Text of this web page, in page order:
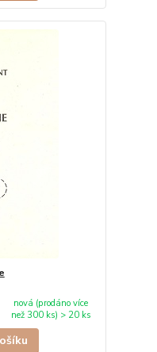
nová (prodáno více
než 300 ks) > 20 ks